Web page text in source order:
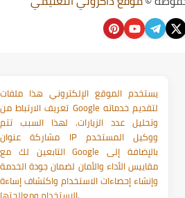
يستخدم الموقع الإلكتروني هذا ملفات
تعريف الارتباط من Google لتقديم خدماته
وتحليل عدد الزيارات. لهذا السبب تتم
مشاركة عنوان IP ووكيل المستخدم
التابعين لك مع Google بالإضافة إلى
مقاييس الأداء والأمان لضمان جودة الخدمة
وإنشاء إحصاءات الاستخدام واكتشاف إساءة